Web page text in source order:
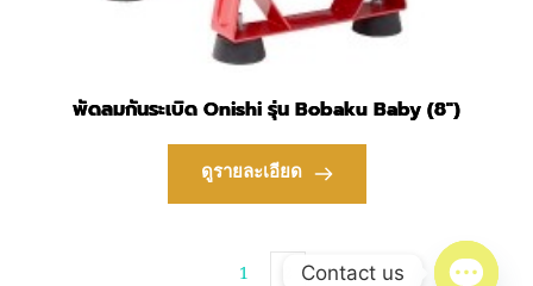
พัดลมกันระเบิด Onishi รุ่น Bobaku Baby (8″)
ดูรายละเอียด
1 Contact us